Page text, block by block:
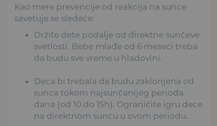
Kao mere prevencije od reakcija na sunce
savetuje se sledeće:
Držite dete podalje od direktne sunčeve
svetlosti. Bebe mlađe od 6 meseci treba
da budu sve vreme u hladovini.
Deca bi trebala da budu zaklonjena od
sunca tokom najsunčanijeg perioda
dana (od 10 do 15h). Ograničite igru dece
na direktnom suncu u ovom periodu.